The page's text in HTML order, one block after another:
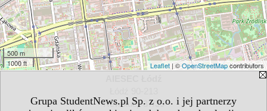
Grupa StudentNews.pl Sp. z o.o. i jej partnerzy
500 m
1000 ft
Leaflet | ©OpenStreetMapcontributors
Rewolucji 37/39